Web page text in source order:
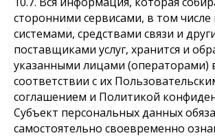
сторонними сервисами, в том
системами, средствами связи и
поставщиками услуг, хранится и
указанными лицами (операторами)
соответствии с их
соглашением и Политикой
Субъект персональных данных
самостоятельно своевременно